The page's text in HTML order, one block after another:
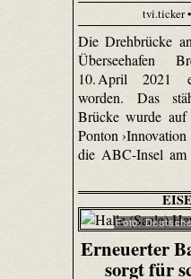
tvi.ticker
Die Drehbrücke
Überseehafen
10. April 2021
worden. Das
Brücke wurde
Ponton
die ABC-Insel am
Foto:
Erneuerter
sorgt für